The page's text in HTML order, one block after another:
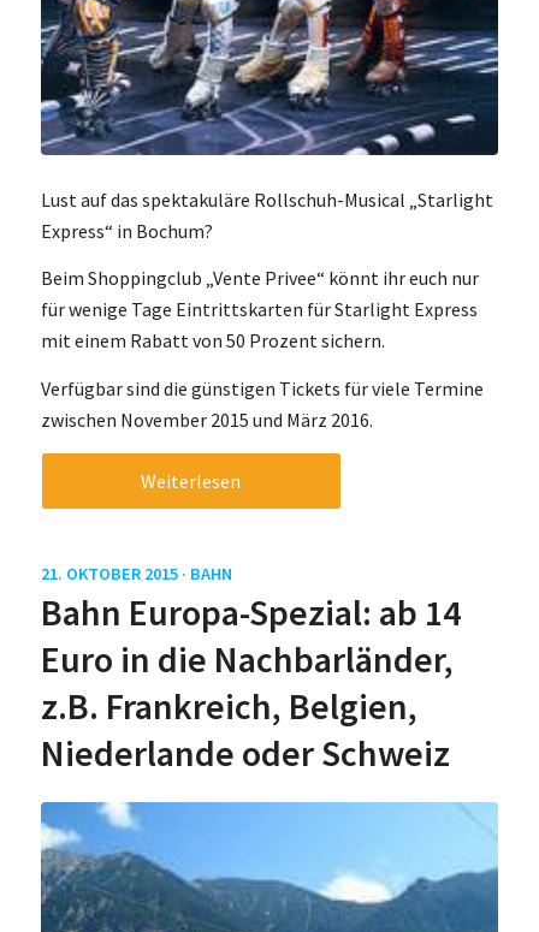
Lust auf das spektakuläre Rollschuh-Musical „Starlight
Express“ in Bochum?
Beim Shoppingclub „Vente Privee“ könnt ihr euch nur
für wenige Tage Eintrittskarten für Starlight Express
mit einem Rabatt von 50 Prozent sichern.
Verfügbar sind die günstigen Tickets für viele Termine
zwischen November 2015 und März 2016.
Weiterlesen
21. OKTOBER 2015 · BAHN
Bahn Europa-Spezial: ab 14
Euro in die Nachbarländer,
z.B. Frankreich, Belgien,
Niederlande oder Schweiz